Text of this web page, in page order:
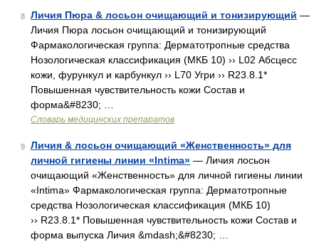
8 Личия Пюра & лосьон очищающий и тонизирующий —
Личия Пюра лосьон очищающий и тонизирующий
Фармакологическая группа: Дерматотропные средства
Нозологическая классификация (МКБ 10) ›› L02 Абсцесс
кожи, фурункул и карбункул ›› L70 Угри ›› R23.8.1*
Повышенная чувствительность кожи Состав и
форма&#8230; …
Словарь медицинских препаратов
9
Личия & лосьон очищающий «Женственность» для
личной гигиены линии «Intima» — Личия лосьон
очищающий «Женственность» для личной гигиены линии
«Intima» Фармакологическая группа: Дерматотропные
средства Нозологическая классификация (МКБ 10)
›› R23.8.1* Повышенная чувствительность кожи Состав и
форма выпуска Личия &mdash;&#8230; …